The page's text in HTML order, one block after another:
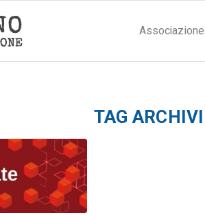
Associazione
TAG